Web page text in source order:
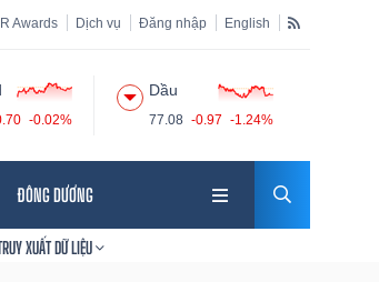
IR Awards Dịch vụ Đăng nhập English
-0.02%
Dầu
77.08 -0.97 -1.24%
ĐÔNG DƯƠNG
XUẤT DỮ LIỆU